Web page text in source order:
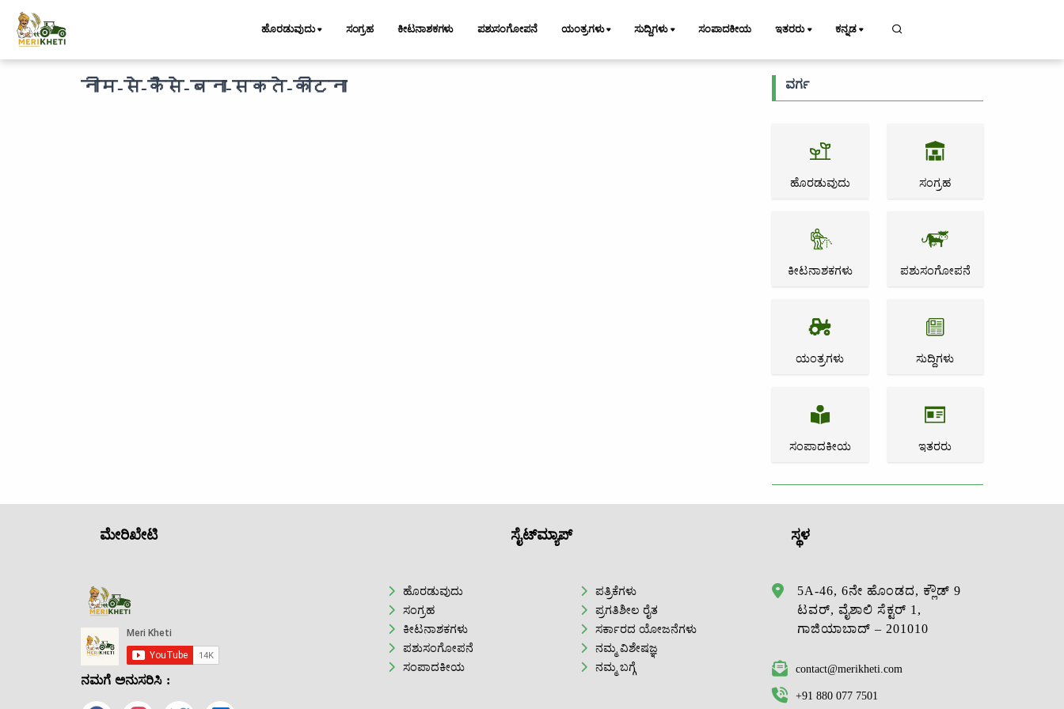
ಹೊರಡುವುದು ಸಂಗ್ರಹ ಕೀಟನಾಶಕಗಳು ಪಶುಸಂಗೋಪನೆ ಯಂತ್ರಗಳು ಸುದ್ದಿಗಳು ಸಂಪಾದಕೀಯ ಇತರರು ಕನ್ನಡ
नीम-से-कैसे-बना-सकते-कीटना ವರ್ಗ
ಹೊರಡುವುದು ಸಂಗ್ರಹ
ಕೀಟನಾಶಕಗಳು ಪಶುಸಂಗೋಪನೆ
ಯಂತ್ರಗಳು ಸುದ್ದಿಗಳು
ಸಂಪಾದಕೀಯ ಇತರರು
ಮೇರಿಖೇಟಿ
ನಮಗೆ ಅನುಸರಿಸಿ :
ಸೈಟ್‌ಮ್ಯಾಪ್
ಹೊರಡುವುದು
ಸಂಗ್ರಹ
ಕೀಟನಾಶಕಗಳು
ಪಶುಸಂಗೋಪನೆ
ಸಂಪಾದಕೀಯ
ಪತ್ರಿಕೆಗಳು
ಪ್ರಗತಿಶೀಲ ರೈತ
ಸರ್ಕಾರದ ಯೋಜನೆಗಳು
ನಮ್ಮ ವಿಶೇಷಜ್ಞ
ನಮ್ಮ ಬಗ್ಗೆ
ಸ್ಥಳ
5A-46, 6ನೇ ಹೊಂಡದ, ಕ್ಲೌಡ್ 9
ಟವರ್, ವೈಶಾಲಿ ಸೆಕ್ಟರ್ 1,
ಗಾಜಿಯಾಬಾದ್ – 201010
contact@merikheti.com
+91 880 077 7501